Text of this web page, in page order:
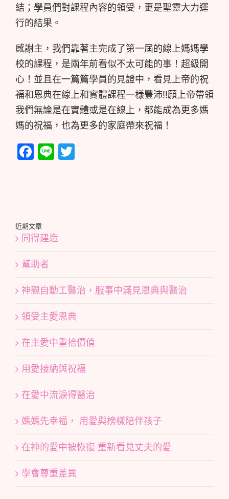
結；學員們對課程內容的領受，更是聖靈大力運
行的結果。
感謝主，我們靠著主完成了第一屆的線上媽媽學
校的課程，是兩年前看似不太可能的事！超級開
心！並且在一篇篇學員的見證中，看見上帝的祝
福和恩典在線上和實體課程一樣豐沛‼️願上帝帶領
我們無論是在實體或是在線上，都能成為更多媽
媽的祝福，也為更多的家庭帶來祝福！
Facebook
Line
近期文章
同得建造
幫助者
神親自動工醫治，服事中滿見恩典與醫治
領受主愛恩典
在主愛中重拾價值
用愛接納與祝福
在愛中流淚得醫治
媽媽先幸福， 用愛與榜樣陪伴孩子
在神的愛中被恢復 重新看見丈夫的愛
學會尊重差異